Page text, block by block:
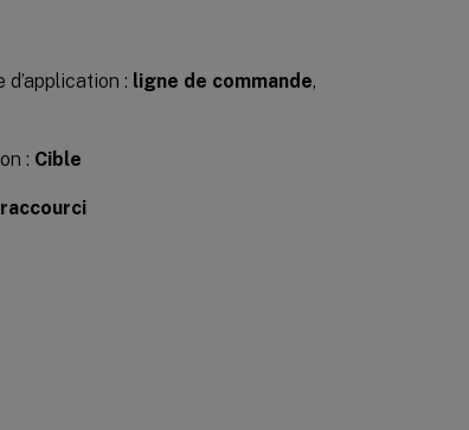
d’application : ligne de commande,
: Cible